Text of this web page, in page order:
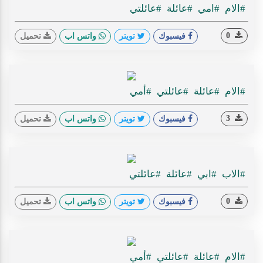
#الام #امي #عائلة #عائلتي
فيسبوك تويتر واتس اب تحميل
#الام #عائلة #عائلتي #أمي
فيسبوك تويتر واتس اب تحميل
#الاب #ابي #عائلة #عائلتي
فيسبوك تويتر واتس اب تحميل
#الام #عائلة #عائلتي #أمي